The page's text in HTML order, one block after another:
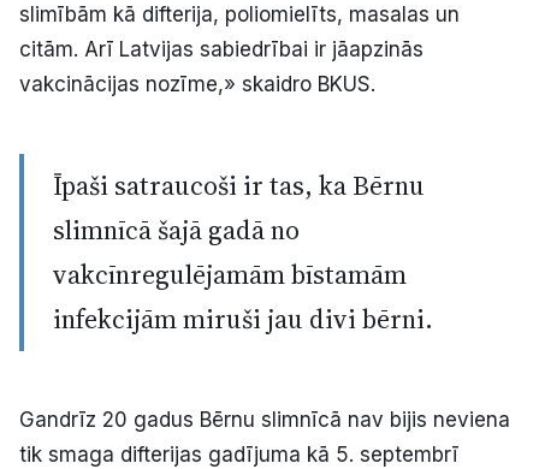
slimībām kā difterija, poliomielīts, masalas un
citām. Arī Latvijas sabiedrībai ir jāapzinās
vakcinācijas nozīme,» skaidro BKUS.
Īpaši satraucoši ir tas, ka Bērnu
slimnīcā šajā gadā no
vakcīnregulējamām bīstamām
infekcijām miruši jau divi bērni.
Gandrīz 20 gadus Bērnu slimnīcā nav bijis neviena
tik smaga difterijas gadījuma kā 5. septembrī